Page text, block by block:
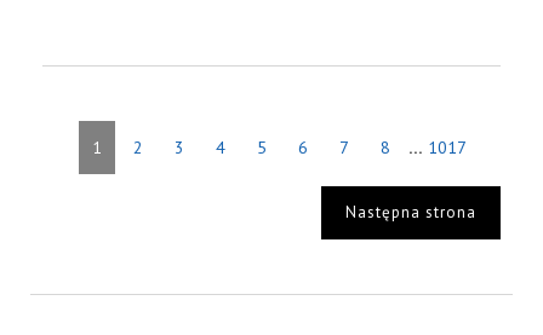
1 2 3 4 5 6 7 8 ... 1017
Następna strona